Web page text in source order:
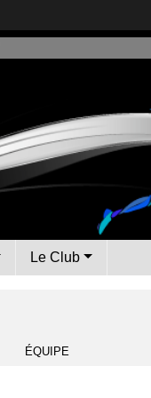
Le Club
ÉQUIPE